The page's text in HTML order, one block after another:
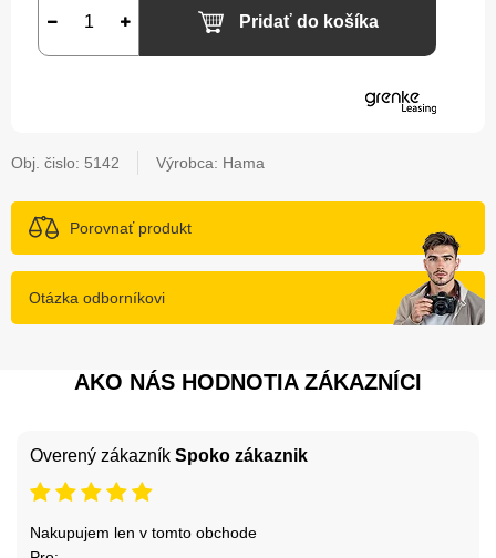
Pridať do košíka
Obj. čislo: 5142 Výrobca: Hama
Porovnať produkt
Otázka odborníkovi
AKO NÁS HODNOTIA ZÁKAZNÍCI
Overený zákazník Spoko zákaznik
Nakupujem len v tomto obchode